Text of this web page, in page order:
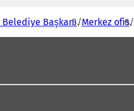
Başkanı Merkez ofis